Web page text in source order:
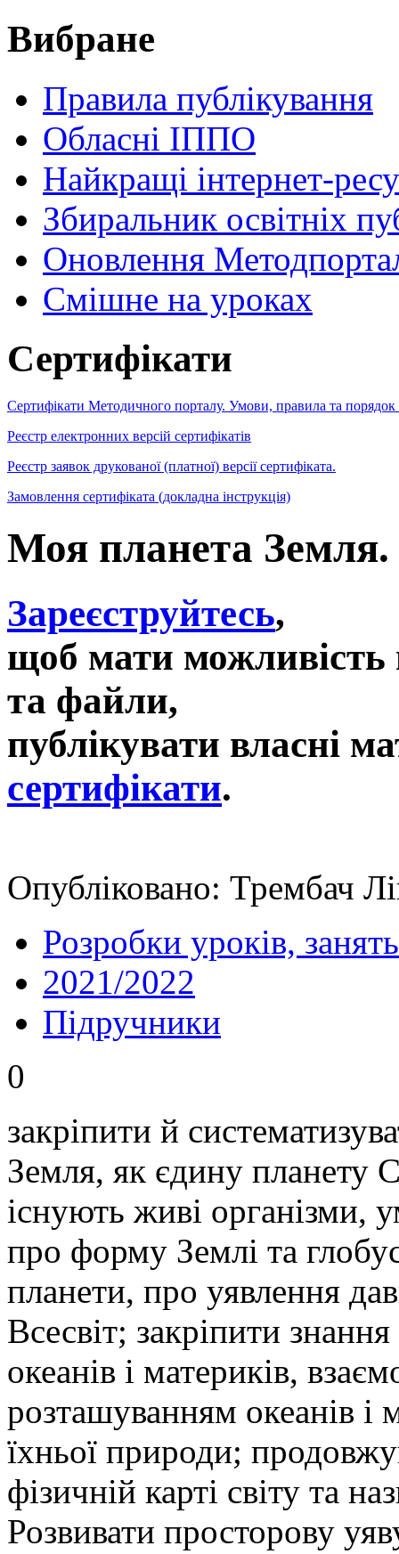
Вибране
Правила публікування
Обласні ІППО
Найкращі інтернет-
Збиральник освітніх
Оновлення
Cмішне на уроках
Сертифікати
Сертифікати Методичного порталу. Умови, правила та порядок
Реєстр електронних версій сертифікатів
Реєстр заявок друкованої (платної) версії сертифіката.
Замовлення сертифіката (докладна інструкція)
Моя планета Земля.
Зареєструйтесь,
щоб мати можливість
та файли,
публікувати власні
сертифікати.
Опубліковано: Трембач
Розробки уроків, занять
2021/2022
Підручники
0
закріпити й
Земля, як єдину планету
існують живі організми,
про форму Землі та
планети, про уявлення
Всесвіт; закріпити
океанів і материків,
розташуванням океанів і
їхньої природи;
фізичній карті світу та
Розвивати просторову